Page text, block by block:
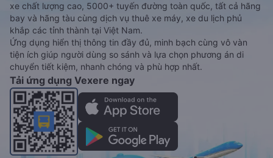
xe chất lượng cao, 5000+ tuyến đường toàn quốc, tất cả hãng
bay và hãng tàu cùng dịch vụ thuê xe máy, xe du lịch phủ
khắp các tỉnh thành tại Việt Nam.
Ứng dụng hiển thị thông tin đầy đủ, minh bạch cùng vô vàn
tiện ích giúp người dùng so sánh và lựa chọn phương án di
chuyển tiết kiệm, nhanh chóng và phù hợp nhất.
Tải ứng dụng Vexere ngay